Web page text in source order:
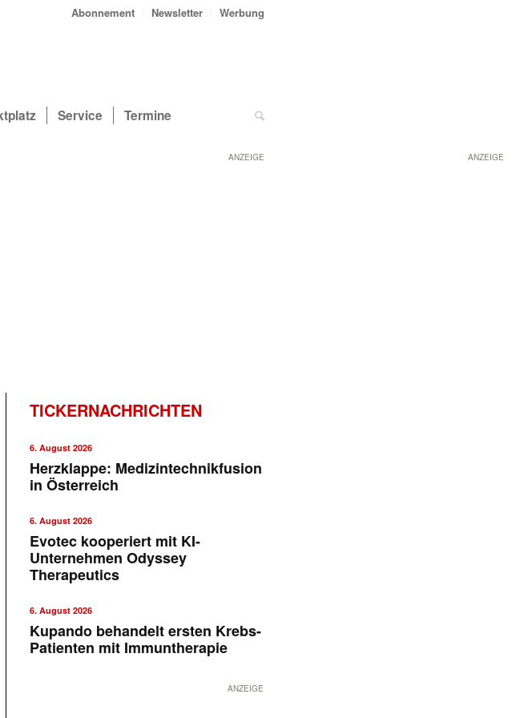
ANZEIGE
Abonnement Newsletter Werbung
Service Termine
ANZEIGE
TICKERNACHRICHTEN
6. August 2026
Herzklappe: Medizintechnikfusion
in Österreich
6. August 2026
Evotec kooperiert mit KI-
Unternehmen Odyssey
Therapeutics
6. August 2026
Kupando behandelt ersten Krebs-
Patienten mit Immuntherapie
ANZEIGE